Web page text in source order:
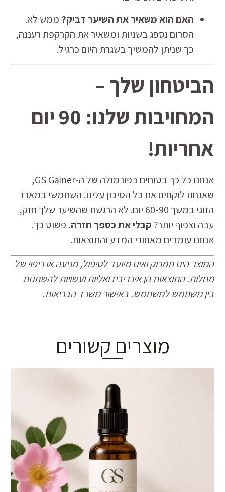
האם הוא משאיר את השיער דביק? ממש לא.
הסרום נספג בשניות ומשאיר את הקרקפת רעננה,
כך שניתן להמשיך בשגרת היום כרגיל.
הביטחון שלך –
המחויבות שלנו: 90 יום
אחריות!
אנחנו כל כך בטוחים בפורמולה של ה-GS Gainer,
שאנחנו לוקחים את כל הסיכון עלינו. השתמשי במארז
הזוגי במשך 60-90 יום. לא הרגשת שהשיער שלך חזק,
עבה וצפוף יותר? קבלי את כספך חזרה. פשוט כך.
אנחנו עומדים מאחורי המדע והתוצאות.
המוצר הינו תמרוק ואינו מיועד לטיפול, מניעה או ריפוי של
מחלות. התוצאות הן אינדיבידואליות ועשויות להשתנות
בין משתמש למשתמש. באישור משרד הבריאות.
מוצרים קשורים